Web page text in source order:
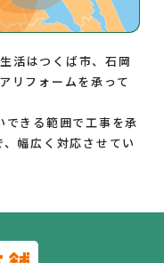
活はつくば市、石岡
リフォームを承って
きる範囲で工事を承
幅広く対応させてい